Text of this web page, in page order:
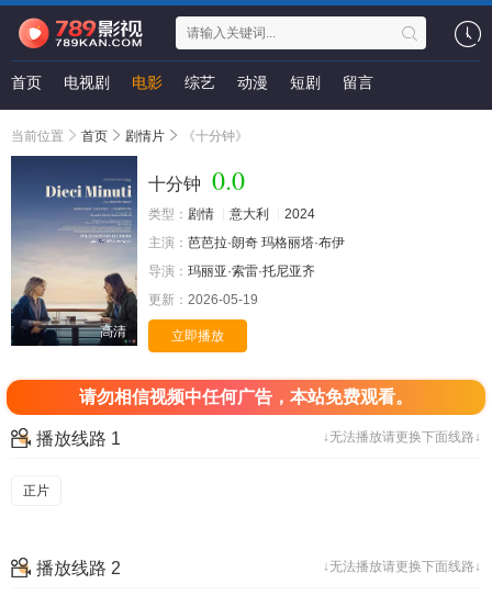
首页 电视剧 电影 综艺 动漫 短剧 留言
当前位置 首页 剧情片 《十分钟》
高清
十分钟 0.0
类型： 剧情 意大利
2024
主演： 芭芭拉·朗奇 玛格丽塔·布伊
导演： 玛丽亚·索雷·托尼亚齐
更新： 2026-05-19
立即播放
请勿相信视频中任何广告，本站免费观看。
↓无法播放请更换下面线路↓
播放线路 1
正片
↓无法播放请更换下面线路↓
播放线路 2